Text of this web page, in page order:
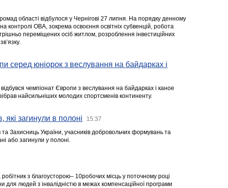
області відбулося у Чернігові 27 липня. На порядку денному
контролі ОВА, зокрема освоєння освітніх субвенцій, робота
переміщених осіб житлом, розроблення інвестиційних
юніорок з веслування на байдарках і
чемпіонат Європи з веслування на байдарках і каное
найсильніших молодих спортсменів континенту.
які загинули в полоні 15:37
Захисниць України, учасників добровольчих формувань та
або загинули у полоні.
з благоусторою– 10робочих місць у поточному році
людей з інвалідністю в межах компенсаційної програми